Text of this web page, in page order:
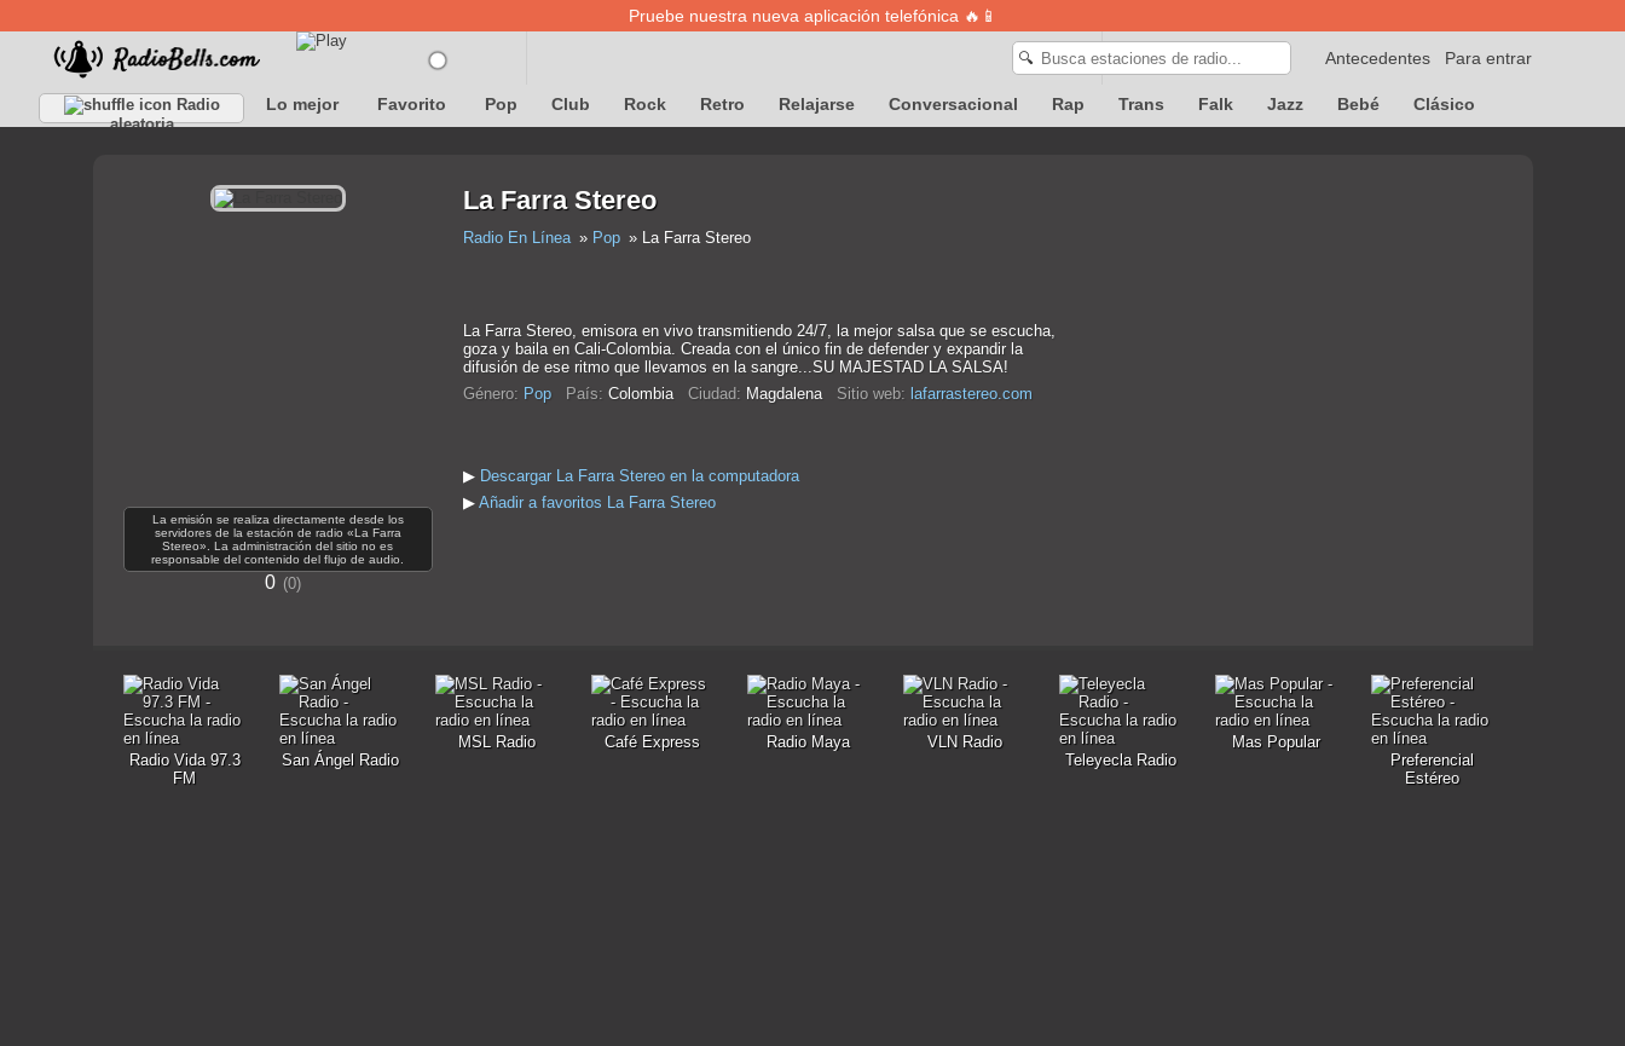
Pruebe nuestra nueva aplicación telefónica 🔥📱
Para entrar
Antecedentes
🔍
Radio
aleatoria
Lo mejor Favorito Pop Club Rock Retro Relajarse Conversacional Rap Trans Falk Jazz Bebé Clásico
La emisión se realiza directamente desde los
servidores de la estación de radio «La Farra
Stereo». La administración del sitio no es
responsable del contenido del flujo de audio.
0 0
La Farra Stereo
Radio En Línea Pop La Farra Stereo
La Farra Stereo, emisora en vivo transmitiendo 24/7, la mejor salsa que se escucha,
goza y baila en Cali-Colombia. Creada con el único fin de defender y expandir la
difusión de ese ritmo que llevamos en la sangre...SU MAJESTAD LA SALSA!
Género: Pop País: Colombia Ciudad: Magdalena Sitio web: lafarrastereo.com
▶ Descargar La Farra Stereo en la computadora
▶ Añadir a favoritos La Farra Stereo
Radio Vida 97.3
FM
San Ángel Radio
MSL Radio Café Express Radio Maya
VLN Radio
Teleyecla Radio
Mas Popular
Preferencial
Estéreo